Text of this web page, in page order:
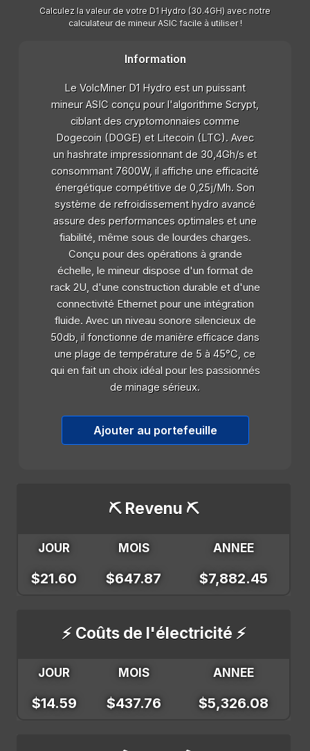
Calculez la valeur de votre D1 Hydro (30.4GH) avec notre
calculateur de mineur ASIC facile à utiliser !
Information
Le VolcMiner D1 Hydro est un puissant
mineur ASIC conçu pour l'algorithme Scrypt,
ciblant des cryptomonnaies comme
Dogecoin (DOGE) et Litecoin (LTC). Avec
un hashrate impressionnant de 30,4Gh/s et
consommant 7600W, il affiche une efficacité
énergétique compétitive de 0,25j/Mh. Son
système de refroidissement hydro avancé
assure des performances optimales et une
fiabilité, même sous de lourdes charges.
Conçu pour des opérations à grande
échelle, le mineur dispose d'un format de
rack 2U, d'une construction durable et d'une
connectivité Ethernet pour une intégration
fluide. Avec un niveau sonore silencieux de
50db, il fonctionne de manière efficace dans
une plage de température de 5 à 45°C, ce
qui en fait un choix idéal pour les passionnés
de minage sérieux.
Ajouter au portefeuille
⛏️ Revenu ⛏️
JOUR MOIS ANNEE
$21.60 $647.87 $7,882.45
⚡ Coûts de l'électricité ⚡
JOUR MOIS ANNEE
$14.59 $437.76 $5,326.08